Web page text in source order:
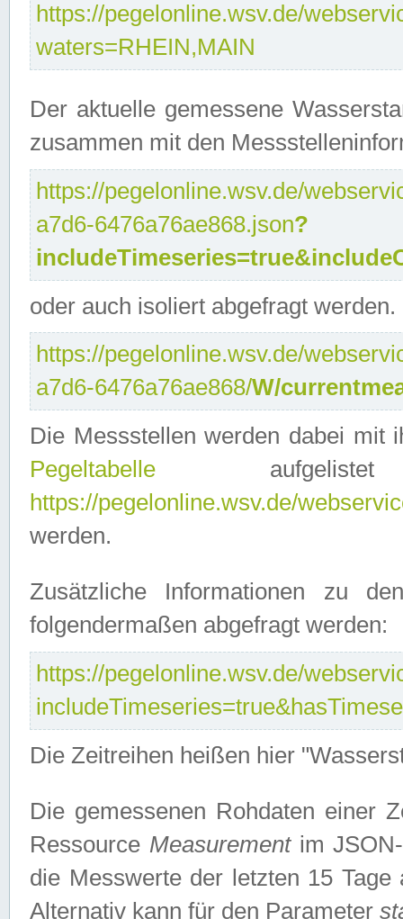
https://pegelonline.wsv.de/
waters=RHEIN,MAIN
Der aktuelle gemessene
zusammen mit den
https://pegelonline.wsv.de/
a7d6-6476a76ae868.json?
oder auch isoliert abgefragt werden.
https://pegelonline.wsv.de/
a7d6-6476a76ae868/W/
Die Messstellen werden dabei mit
Pegeltabelle
https://pegelonline.wsv.de/
werden.
Zusätzliche Informationen zu
folgendermaßen abgefragt werden:
https://pegelonline.wsv.de/
Die Zeitreihen heißen hier
Die gemessenen Rohdaten einer
Ressource Measurementim JSON-
die Messwerte der letzten 15
Alternativ kann für den Parameter